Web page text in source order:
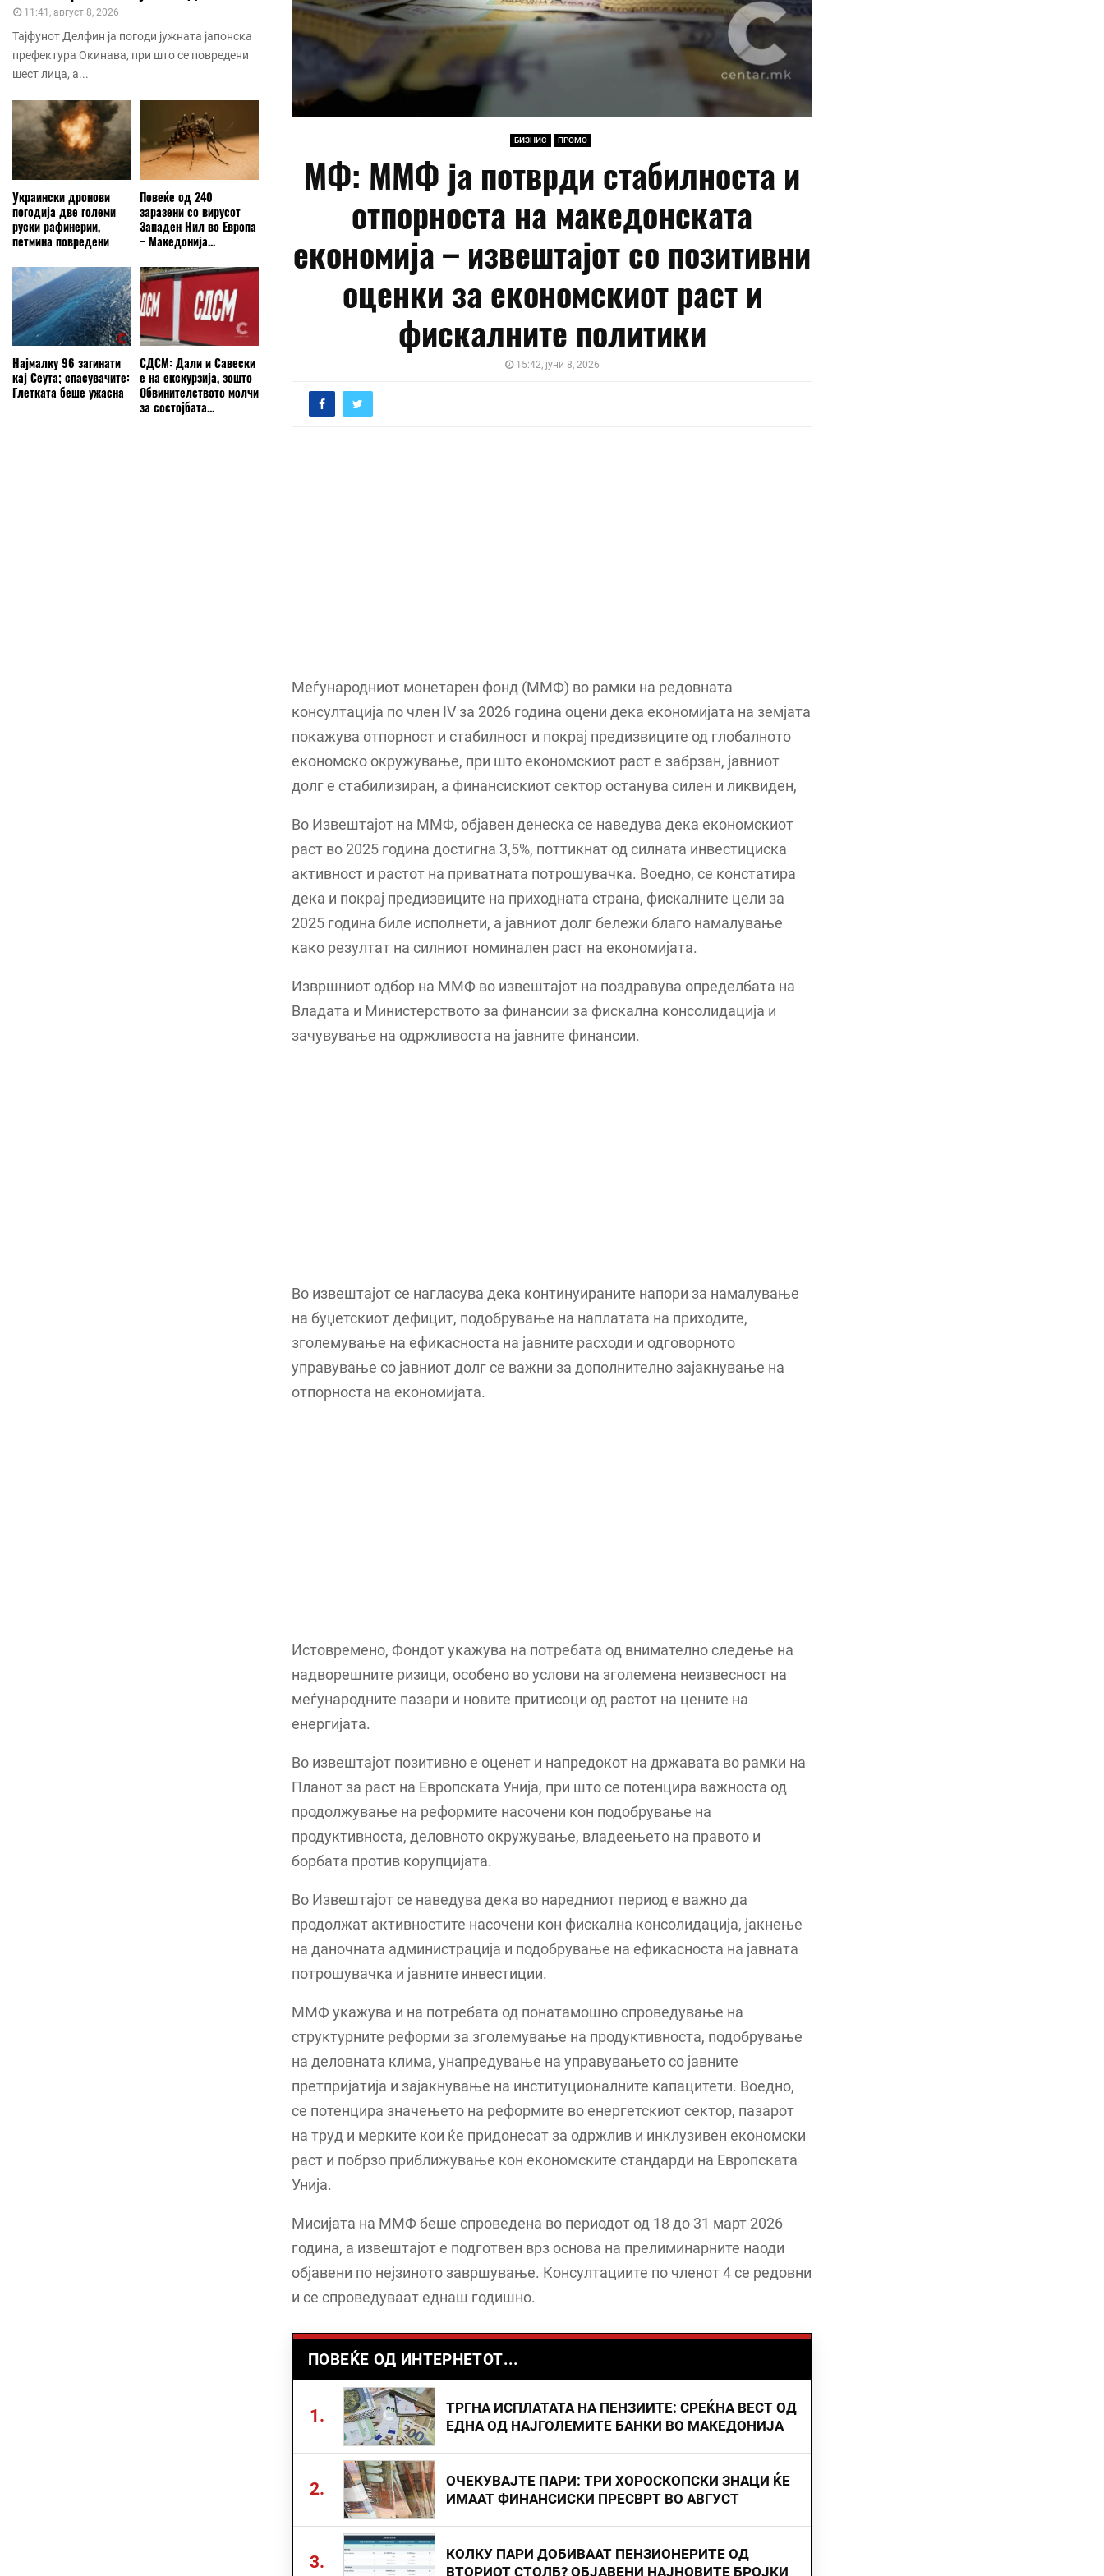
БИЗНИС ПРОМО
МФ: ММФ ја потврди стабилноста и
отпорноста на македонската
економија – извештајот со позитивни
оценки за економскиот раст и
фискалните политики
15:42, јуни 8, 2026
Меѓународниот монетарен фонд (ММФ) во рамки на редовната
консултација по член IV за 2026 година оцени дека економијата на земјата
покажува отпорност и стабилност и покрај предизвиците од глобалното
економско окружување, при што економскиот раст е забрзан, јавниот
долг е стабилизиран, а финансискиот сектор останува силен и ликвиден,
Во Извештајот на ММФ, објавен денеска се наведува дека економскиот
раст во 2025 година достигна 3,5%, поттикнат од силната инвестициска
активност и растот на приватната потрошувачка. Воедно, се констатира
дека и покрај предизвиците на приходната страна, фискалните цели за
2025 година биле исполнети, а јавниот долг бележи благо намалување
како резултат на силниот номинален раст на економијата.
Извршниот одбор на ММФ во извештајот на поздравува определбата на
Владата и Министерството за финансии за фискална консолидација и
зачувување на одржливоста на јавните финансии.
Во извештајот се нагласува дека континуираните напори за намалување
на буџетскиот дефицит, подобрување на наплатата на приходите,
зголемување на ефикасноста на јавните расходи и одговорното
управување со јавниот долг се важни за дополнително зајакнување на
отпорноста на економијата.
Истовремено, Фондот укажува на потребата од внимателно следење на
надворешните ризици, особено во услови на зголемена неизвесност на
меѓународните пазари и новите притисоци од растот на цените на
енергијата.
Во извештајот позитивно е оценет и напредокот на државата во рамки на
Планот за раст на Европската Унија, при што се потенцира важноста од
продолжување на реформите насочени кон подобрување на
продуктивноста, деловното окружување, владеењето на правото и
борбата против корупцијата.
Во Извештајот се наведува дека во наредниот период е важно да
продолжат активностите насочени кон фискална консолидација, јакнење
на даночната администрација и подобрување на ефикасноста на јавната
потрошувачка и јавните инвестиции.
ММФ укажува и на потребата од понатамошно спроведување на
структурните реформи за зголемување на продуктивноста, подобрување
на деловната клима, унапредување на управувањето со јавните
претпријатија и зајакнување на институционалните капацитети. Воедно,
се потенцира значењето на реформите во енергетскиот сектор, пазарот
на труд и мерките кои ќе придонесат за одржлив и инклузивен економски
раст и побрзо приближување кон економските стандарди на Европската
Унија.
Мисијата на ММФ беше спроведена во периодот од 18 до 31 март 2026
година, а извештајот е подготвен врз основа на прелиминарните наоди
објавени по нејзиното завршување. Консултациите по членот 4 се редовни
и се спроведуваат еднаш годишно.
ПОВЕЌЕ ОД ИНТЕРНЕТОТ...
1.
ТРГНА ИСПЛАТАТА НА ПЕНЗИИТЕ: СРЕЌНА ВЕСТ ОД
ЕДНА ОД НАЈГОЛЕМИТЕ БАНКИ ВО МАКЕДОНИЈА
2.
ОЧЕКУВАЈТЕ ПАРИ: ТРИ ХОРОСКОПСКИ ЗНАЦИ ЌЕ
ИМААТ ФИНАНСИСКИ ПРЕСВРТ ВО АВГУСТ
3.
КОЛКУ ПАРИ ДОБИВААТ ПЕНЗИОНЕРИТЕ ОД
ВТОРИОТ СТОЛБ? ОБЈАВЕНИ НАЈНОВИТЕ БРОЈКИ
11:41, август 8, 2026
Тајфунот Делфин ја погоди јужната јапонска
префектура Окинава, при што се повредени
шест лица, а...
Украински дронови
погодија две големи
руски рафинерии,
петмина повредени
Повеќе од 240
заразени со вирусот
Западен Нил во Европа
– Македонија...
Најмалку 96 загинати
кај Сеута; спасувачите:
Глетката беше ужасна
СДСМ: Дали и Савески
е на екскурзија, зошто
Обвинителството молчи
за состојбата...